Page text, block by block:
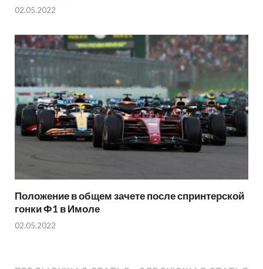
02.05.2022
Положение в общем зачете после спринтерской
гонки Ф1 в Имоле
02.05.2022